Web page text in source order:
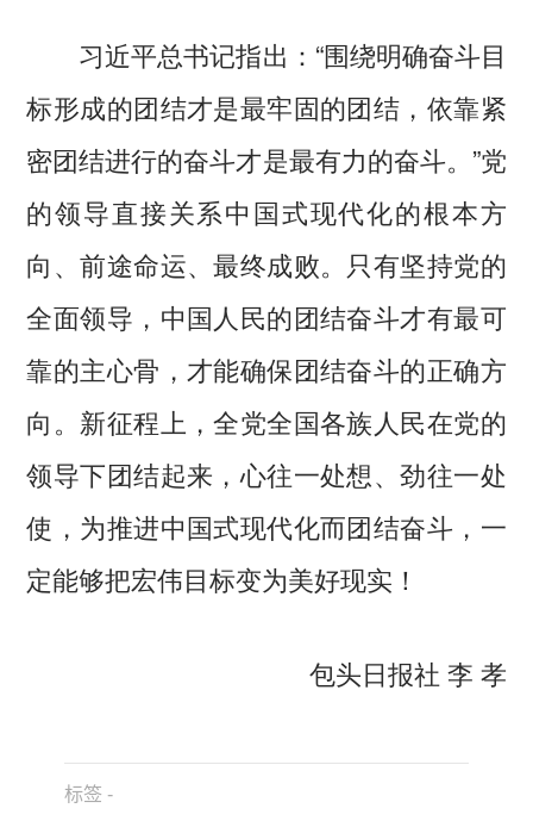
习近平总书记指出：“围绕明确奋斗目
标形成的团结才是最牢固的团结，依靠紧
密团结进行的奋斗才是最有力的奋斗。”党
的领导直接关系中国式现代化的根本方
向、前途命运、最终成败。只有坚持党的
全面领导，中国人民的团结奋斗才有最可
靠的主心骨，才能确保团结奋斗的正确方
向。新征程上，全党全国各族人民在党的
领导下团结起来，心往一处想、劲往一处
使，为推进中国式现代化而团结奋斗，一
定能够把宏伟目标变为美好现实！
包头日报社 李 孝
标签 -